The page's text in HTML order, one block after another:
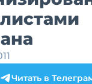
Читать в